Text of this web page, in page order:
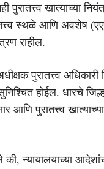
पुरातत्त्व खात्याच्या
स्थळे आणि अवशेष
राहील.
पुरातत्त्व अधिकारी
होईल. धारचे
आणि पुरातत्त्व खात्याच्या
की, न्यायालयाच्या